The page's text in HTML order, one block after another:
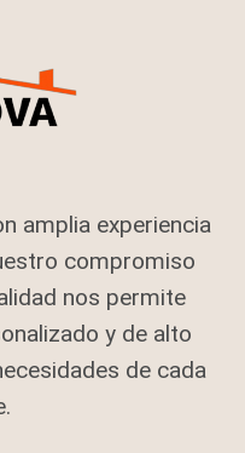
amplia experiencia
compromiso
nos permite
y de alto
de cada